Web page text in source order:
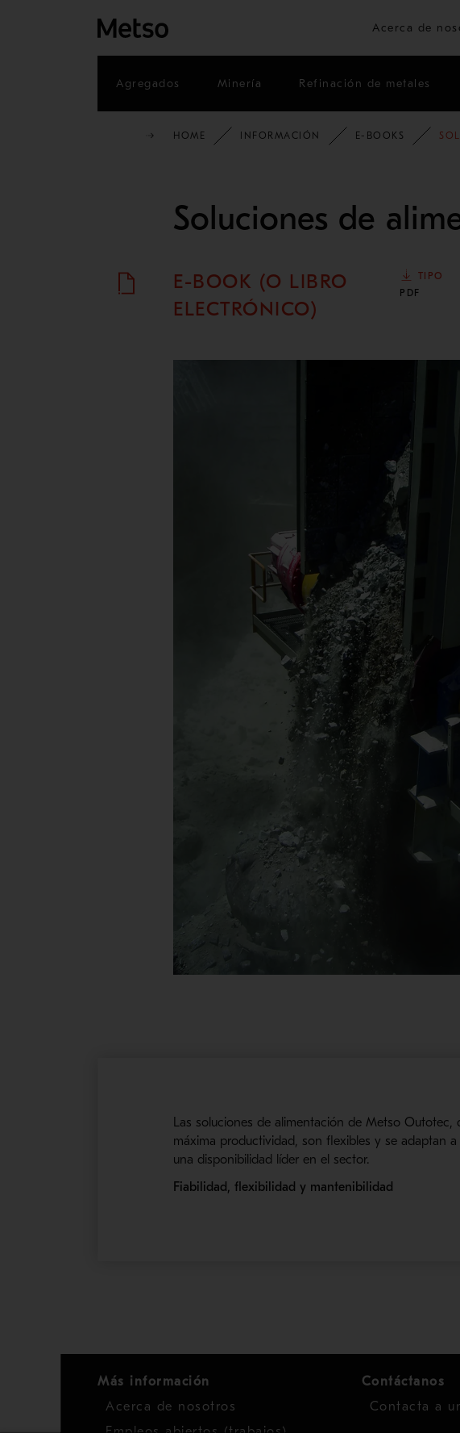
Acerca de
Agregados Minería Refinación de metales
HOME INFORMACIÓN E-BOOKS
Soluciones de
E-BOOK (O LIBRO
ELECTRÓNICO)
TIPO
PDF
Las soluciones de alimentación de Metso Outotec,
máxima productividad, son flexibles y se adaptan
una disponibilidad líder en el sector.
Fiabilidad, f lexibilidad y mantenibilidad
Más información
Acerca de nosotros
Empleos abiertos (trabajos)
Contáctanos
Contacta a